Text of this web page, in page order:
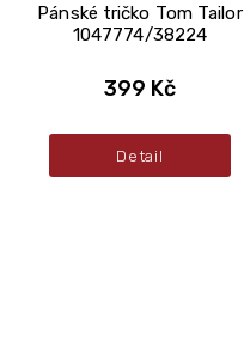
Pánské tričko Tom Tailor
1047774/38224
399 Kč
Detail